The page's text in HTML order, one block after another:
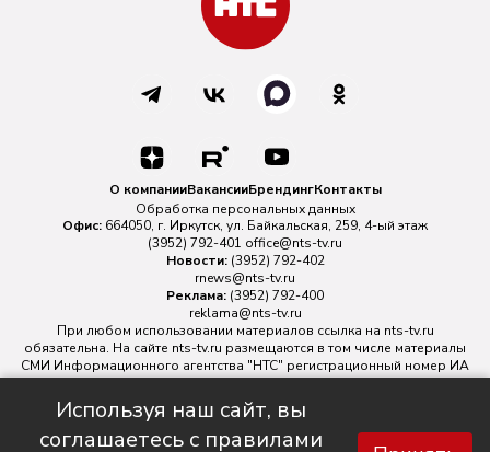
Используя наш сайт, вы
соглашаетесь с правилами
О компанииВакансииБрендингКонтакты
Обработка персональных данных
Офис: 664050, г. Иркутск, ул. Байкальская, 259, 4-ый этаж
(3952) 792-401 office@nts-tv.ru
Новости: (3952) 792-402
rnews@nts-tv.ru
Реклама: (3952) 792-400
reklama@nts-tv.ru
При любом использовании материалов ссылка на nts-tv.ru
обязательна. На сайте nts-tv.ru размещаются в том числе материалы
СМИ Информационного агентства "НТС" регистрационный номер ИА
№ ФС 77 - 88763 зарегистрировано Федеральной службой по
надзору в сфере связи, информационных технологий и массовых
коммуникаций.
Главный редактор ИА "НТС" Иштулкин Евгений Александрович16+